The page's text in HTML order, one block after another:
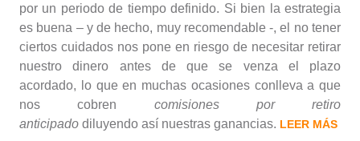
por un periodo de tiempo definido. Si bien la estrategia
es buena – y de hecho, muy recomendable -, el no tener
ciertos cuidados nos pone en riesgo de necesitar retirar
nuestro dinero antes de que se venza el plazo
acordado, lo que en muchas ocasiones conlleva a que
nos cobren comisiones por retiro
anticipado diluyendo así nuestras ganancias. LEER MÁS